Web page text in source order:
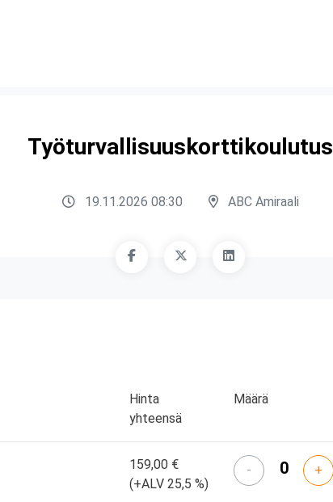
Työturvallisuuskorttikoulutus
19.11.2026 08:30 ABC Amiraali
Hinta
yhteensä
Määrä
159,00 €
(+ALV 25,5 %)
- +